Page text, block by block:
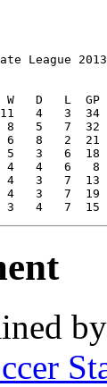
League 2013
L  GP
4   3  34
5   7  32
8   2  21
3   6  18
4   6   8
3   7  13
3   7  19